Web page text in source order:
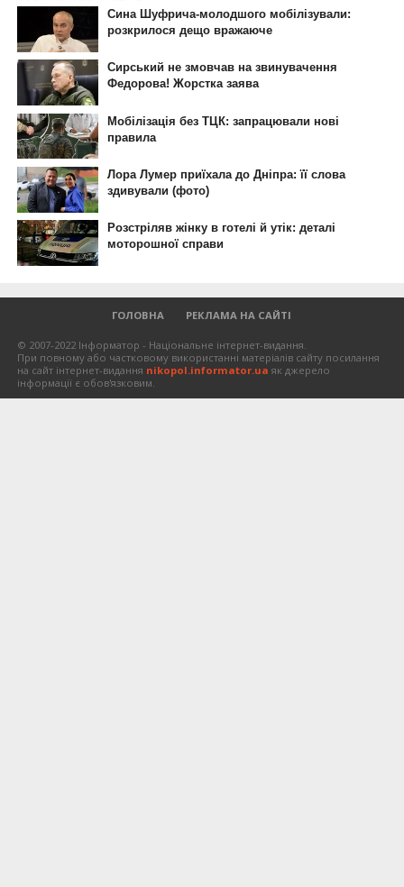
ГОЛОВНА РЕКЛАМА НА САЙТІ
© 2007-2022 Інформатор - Національне інтернет-видання.
При повному або частковому використанні матеріалів сайту посилання
на сайт інтернет-видання nikopol.informator.ua як джерело
інформації є обов'язковим.